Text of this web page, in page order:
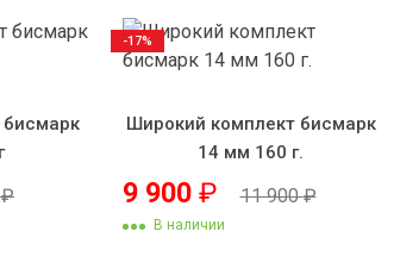
₽
Широкий комплект бисмарк
14 мм 160 г.
9 900 ₽ 11 900₽
В наличии
-17%